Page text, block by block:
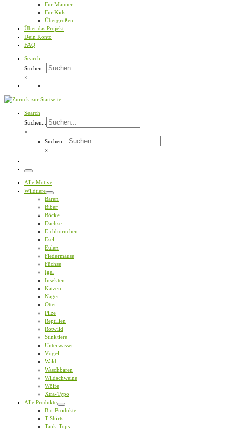
Für Männer
Für Kids
Übergrößen
Über das Projekt
Dein Konto
FAQ
Search
Suchen...
×
Search
Suchen...
×
Suchen...
×
Menü
Alle Motive
Wildtiere
Bären
Biber
Böcke
Dachse
Eichhörnchen
Esel
Eulen
Fledermäuse
Füchse
Igel
Insekten
Katzen
Nager
Otter
Pilze
Reptilien
Rotwild
Stinktiere
Unterwasser
Vögel
Wald
Waschbären
Wildschweine
Wölfe
Xtra-Typo
Alle Produkte
Bio-Produkte
T-Shirts
Tank-Tops